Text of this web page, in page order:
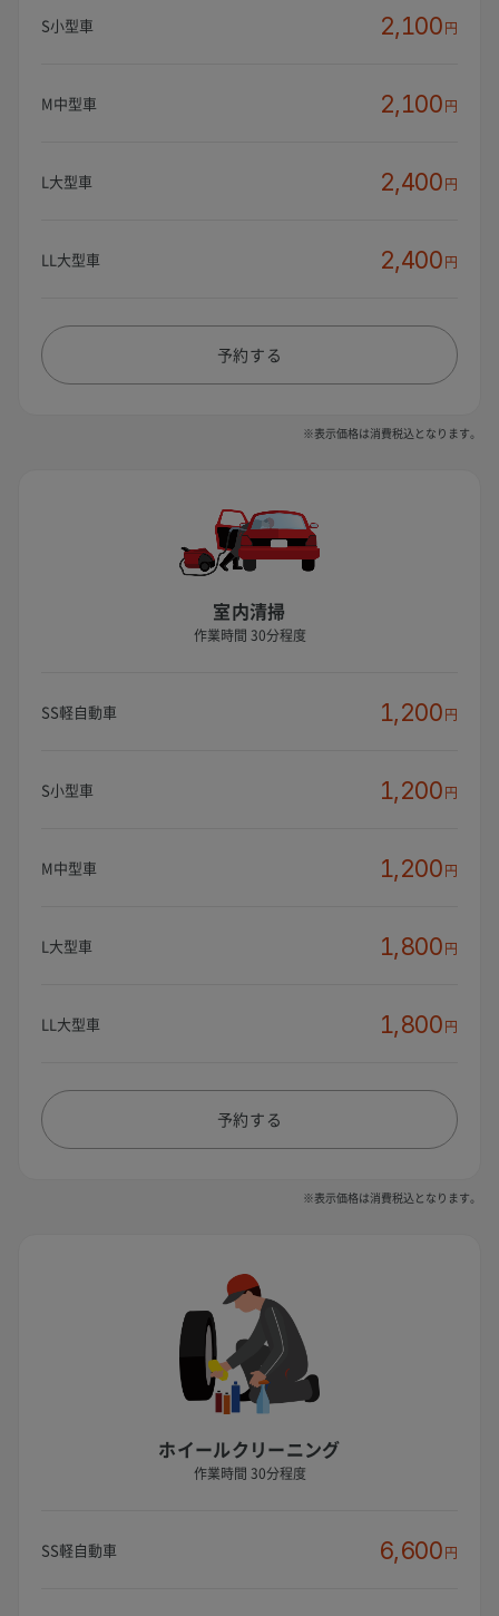
S小型車 2,100円
M中型車 2,100円
L大型車 2,400円
LL大型車 2,400円
予約する
※表示価格は消費税込となります。
室内清掃
作業時間 30分程度
SS軽自動車 1,200円
S小型車 1,200円
M中型車 1,200円
L大型車 1,800円
LL大型車 1,800円
予約する
※表示価格は消費税込となります。
ホイールクリーニング
作業時間 30分程度
SS軽自動車 6,600円